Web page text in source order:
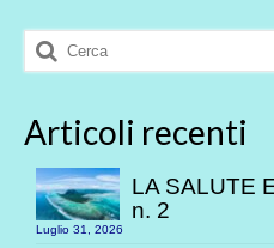
Cerca:
Articoli recenti
LA SALUTE
n. 2
Luglio 31, 2026